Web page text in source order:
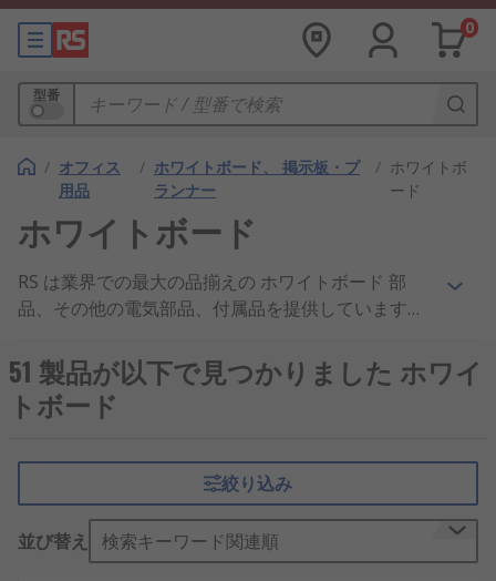
0
型番
/ オフィス
用品
/ ホワイトボード、 掲示板・プ
ランナー
/ ホワイトボ
ード
ホワイトボード
RS は業界での最大の品揃えの ホワイトボード 部
品、その他の電気部品、付属品を提供しています。
品、優れたカスタマーサービスで、ホワイトボー
ド、ホワイトボードペンホルダー および ホワイト
ボードマグネット 製品の企業へのサプライヤとし
様なホワイトボード の電子・工業製品の IT、テス
ト、安全機器 において、より幅広い選択肢をご用意
しています RS はB2B企業のための高水準の基準に
適合しています。つまり、Planmaster あるいは
51 製品が以下で見つかりました ホワイ
トボード
絞り込み
並び替え 検索キーワード関連順